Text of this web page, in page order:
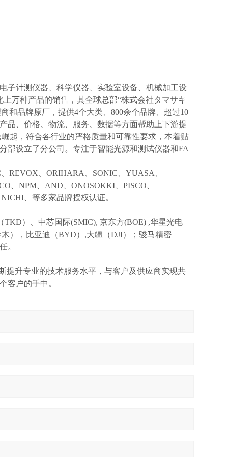
子计测仪器、科学仪器、实验室设备、机械加工设
万种产品的销售，其全球总部“株式会社タマサキ
和品牌原厂，提供4个大类、800余个品牌、超过10
品、价格、物流、服务、数据等方面帮助上下游提
起，符合各行业的严格质量和可靠性要求，本着贴
部设立了分公司。专注于智能光源和测试仪器和FA
REVOX、ORIHARA、SONIC、YUASA、
、NPM、AND、ONOSOKKI、PISCO、
、等多家品牌授权认证。
TKD）、中芯国际(SMIC), 京东方(BOE) ,华星光电
），比亚迪（BYD）,大疆（DJI）；骏马精密
任。
提升专业的技术服务水平，与客户及供应商实现共
客户的手中。